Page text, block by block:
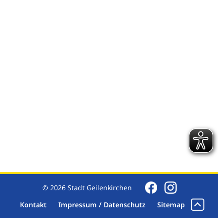
© 2026 Stadt Geilenkirchen
Kontakt
Impressum / Datenschutz Sitemap